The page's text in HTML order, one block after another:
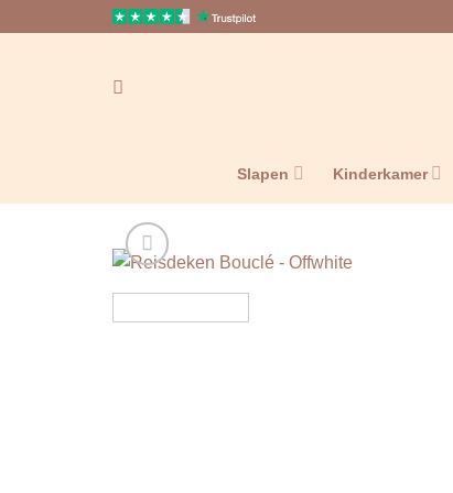
Slapen Kinderkamer